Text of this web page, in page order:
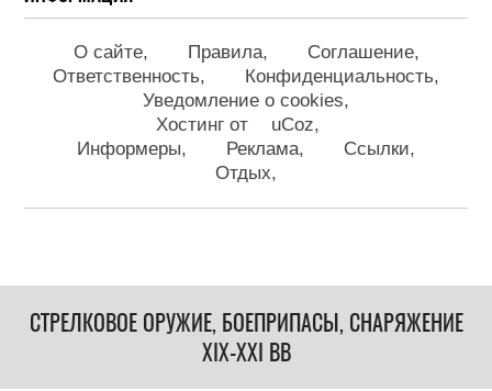
О сайте Правила
Соглашение
Ответственность
Конфиденциальность
Уведомление о cookies
Хостинг от
uCoz
Информеры
Реклама
Ссылки
Отдых
СТРЕЛКОВОЕ ОРУЖИЕ, БОЕПРИПАСЫ, СНАРЯЖЕНИЕ
XIX-XXI ВВ